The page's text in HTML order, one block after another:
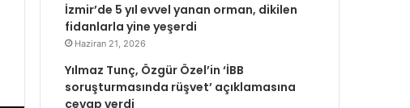
İzmir’de 5 yıl evvel yanan orman, dikilen
fidanlarla yine yeşerdi
Haziran 21, 2026
Yılmaz Tunç, Özgür Özel’in ‘İBB
soruşturmasında rüşvet’ açıklamasına
cevap verdi